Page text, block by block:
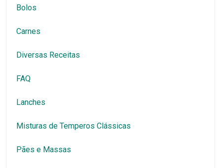
Bolos
Carnes
Diversas Receitas
FAQ
Lanches
Misturas de Temperos Clássicas
Pães e Massas